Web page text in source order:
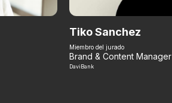
Tiko Sanchez
Miembro del jurado
Brand & Content Manager
DaviBank